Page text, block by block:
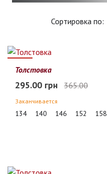
Сортировка по:
19%
Толстовка
295.00 грн 365.00
Заканчивается
134 140 146 152 158